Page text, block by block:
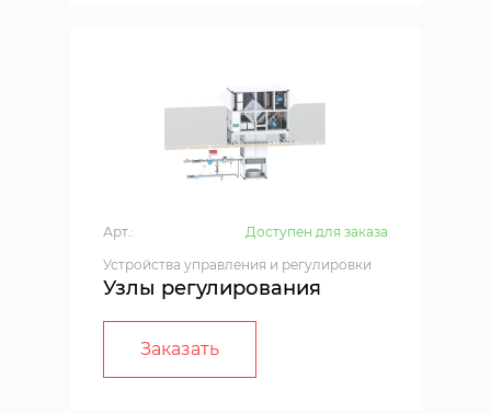
Арт.:
Доступен для заказа
Устройства управления и регулировки
Узлы регулирования
Заказать